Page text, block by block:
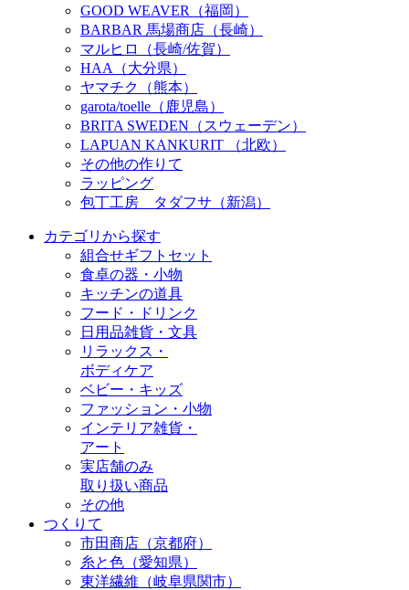
GOOD WEAVER（福岡）
BARBAR 馬場商店（長崎）
マルヒロ（長崎/佐賀）
HAA（大分県）
ヤマチク（熊本）
garota/toelle（鹿児島）
BRITA SWEDEN（スウェーデン）
LAPUAN KANKURIT （北欧）
その他の作りて
ラッピング
包丁工房 タダフサ（新潟）
カテゴリから探す
組合せギフトセット
食卓の器・小物
キッチンの道具
フード・ドリンク
日用品雑貨・文具
リラックス・
ボディケア
ベビー・キッズ
ファッション・小物
インテリア雑貨・
アート
実店舗のみ
取り扱い商品
その他
つくりて
市田商店（京都府）
糸と色（愛知県）
東洋繊維（岐阜県関市）